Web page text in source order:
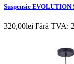
Suspensie
320,00lei Fără TVA: